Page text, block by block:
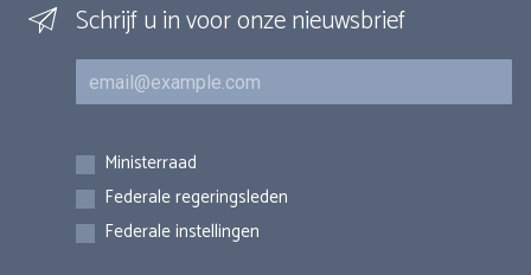
Schrijf u in voor onze nieuwsbrief
E-mail
Inschrijvingen
Ministerraad
Federale regeringsleden
Federale instellingen